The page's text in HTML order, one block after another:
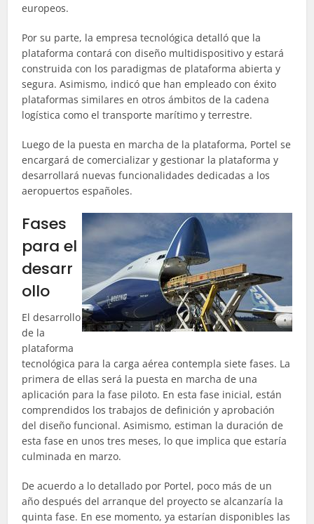
europeos.
Por su parte, la empresa tecnológica detalló que la
plataforma contará con diseño multidispositivo y estará
construida con los paradigmas de plataforma abierta y
segura. Asimismo, indicó que han empleado con éxito
plataformas similares en otros ámbitos de la cadena
logística como el transporte marítimo y terrestre.
Luego de la puesta en marcha de la plataforma, Portel se
encargará de comercializar y gestionar la plataforma y
desarrollará nuevas funcionalidades dedicadas a los
aeropuertos españoles.
Fases
para el
desarr
ollo
El desarrollo
de la
plataforma
tecnológica para la carga aérea contempla siete fases. La
primera de ellas será la puesta en marcha de una
aplicación para la fase piloto. En esta fase inicial, están
comprendidos los trabajos de definición y aprobación
del diseño funcional. Asimismo, estiman la duración de
esta fase en unos tres meses, lo que implica que estaría
culminada en marzo.
De acuerdo a lo detallado por Portel, poco más de un
año después del arranque del proyecto se alcanzaría la
quinta fase. En ese momento, ya estarían disponibles las